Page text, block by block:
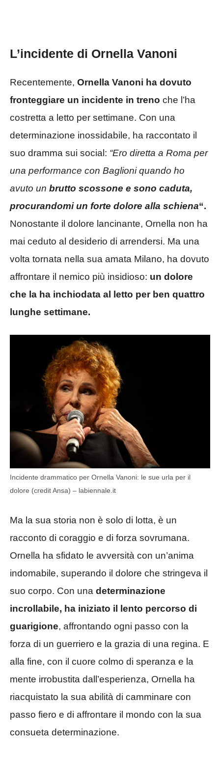
L’incidente di Ornella Vanoni
Recentemente, Ornella Vanoni ha dovuto
fronteggiare un incidente in treno che l’ha
costretta a letto per settimane. Con una
determinazione inossidabile, ha raccontato il
suo dramma sui social: “Ero diretta a Roma per
una performance con Baglioni quando ho
avuto un brutto scossone e sono caduta,
procurandomi un forte dolore alla schiena“.
Nonostante il dolore lancinante, Ornella non ha
mai ceduto al desiderio di arrendersi. Ma una
volta tornata nella sua amata Milano, ha dovuto
affrontare il nemico più insidioso: un dolore
che la ha inchiodata al letto per ben quattro
lunghe settimane.
Incidente drammatico per Ornella Vanoni: le sue urla per il
dolore (credit Ansa) – labiennale.it
Ma la sua storia non è solo di lotta, è un
racconto di coraggio e di forza sovrumana.
Ornella ha sfidato le avversità con un’anima
indomabile, superando il dolore che stringeva il
suo corpo. Con una determinazione
incrollabile, ha iniziato il lento percorso di
guarigione, affrontando ogni passo con la
forza di un guerriero e la grazia di una regina. E
alla fine, con il cuore colmo di speranza e la
mente irrobustita dall’esperienza, Ornella ha
riacquistato la sua abilità di camminare con
passo fiero e di affrontare il mondo con la sua
consueta determinazione.